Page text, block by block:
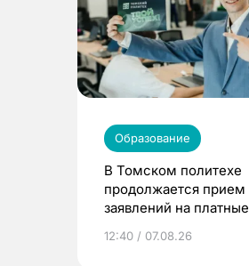
Образование
В Томском политехе
продолжается прием
заявлений на платные
12:40 / 07.08.26